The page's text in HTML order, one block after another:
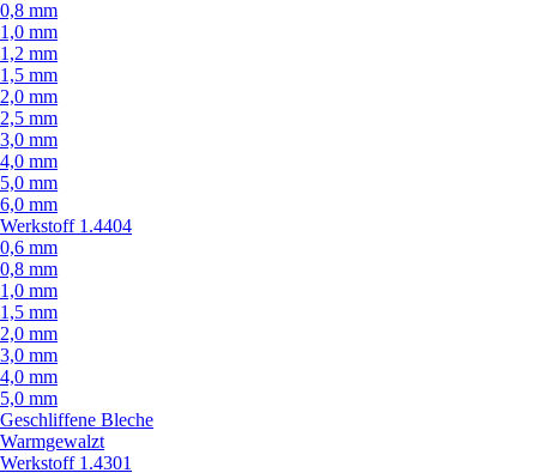
0,8 mm
1,0 mm
1,2 mm
1,5 mm
2,0 mm
2,5 mm
3,0 mm
4,0 mm
5,0 mm
6,0 mm
Werkstoff 1.4404
0,6 mm
0,8 mm
1,0 mm
1,5 mm
2,0 mm
3,0 mm
4,0 mm
5,0 mm
Geschliffene Bleche
Warmgewalzt
Werkstoff 1.4301